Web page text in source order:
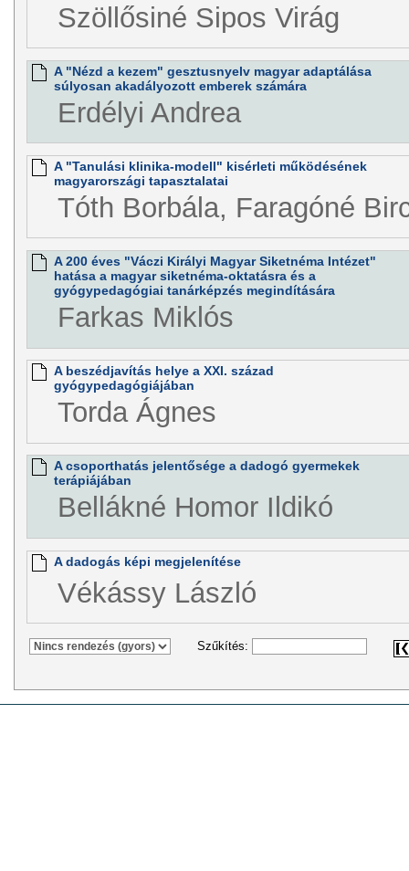
Szöllősiné Sipos Virág
A "Nézd a kezem" gesztusnyelv magyar adaptálása
súlyosan akadályozott emberek számára
Erdélyi Andrea
A "Tanulási klinika-modell" kisérleti működésének
magyarországi tapasztalatai
Tóth Borbála, Faragóné
A 200 éves "Váczi Királyi Magyar Siketnéma Intézet"
hatása a magyar siketnéma-oktatásra és a
gyógypedagógiai tanárképzés megindítására
Farkas Miklós
A beszédjavítás helye a XXI. század
gyógypedagógiájában
Torda Ágnes
A csoporthatás jelentősége a dadogó gyermekek
terápiájában
Bellákné Homor Ildikó
A dadogás képi megjelenítése
Vékássy László
Szűkítés: